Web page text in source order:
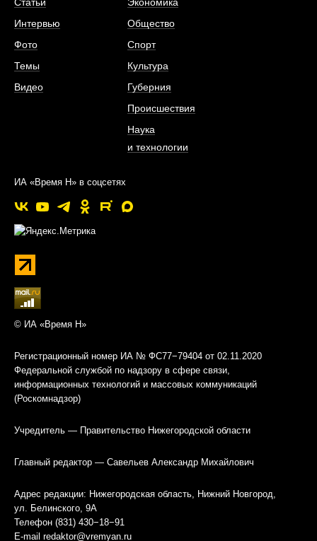
Статьи
Интервью
Фото
Темы
Видео
Экономика
Общество
Спорт
Культура
Губерния
Происшествия
Наука
и технологии
ИА «Время Н» в соцсетях
© ИА «Время Н»
Регистрационный номер ИА № ФС77−79404 от 02.11.2020
Федеральной службой по надзору в сфере связи,
информационных технологий и массовых коммуникаций
(Роскомнадзор)
Учредитель — Правительство Нижегородской области
Главный редактор — Савельев Александр Михайлович
Адрес редакции: Нижегородская область, Нижний Новгород,
ул. Белинского, 9А
Телефон (831) 430−18−91
E-mail redaktor@vremyan.ru